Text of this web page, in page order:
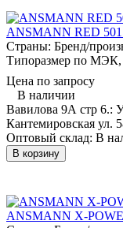
ANSMANN RED
Страны: Бренд/
Типоразмер по
Цена по запросу
В наличии
Вавилова 9А стр 6.:
Кантемировская ул.
Оптовый склад: В
В корзину
ANSMANN X-